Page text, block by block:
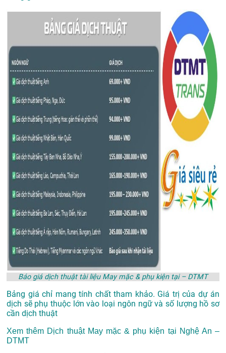
Báo giá dịch thuật tài liệu May mặc & phụ kiện tại – DTMT
Bảng giá chỉ mang tính chất tham khảo. Giá trị của dự án
dịch sẽ phụ thuộc lớn vào loại ngôn ngữ và số lượng hồ sơ
cần dịch thuật
Xem thêm Dịch thuật May mặc & phụ kiện tại Nghệ An –
DTMT